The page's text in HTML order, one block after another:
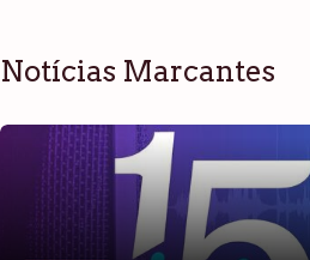
Notícias Marcantes